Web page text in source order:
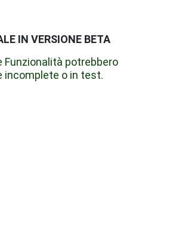
IN VERSIONE BETA
Funzionalità potrebbero
incomplete o in test.